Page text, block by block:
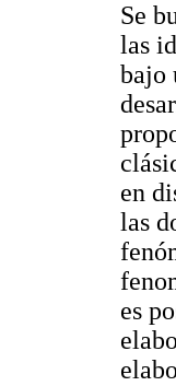
Se
las
bajo
en
las
es